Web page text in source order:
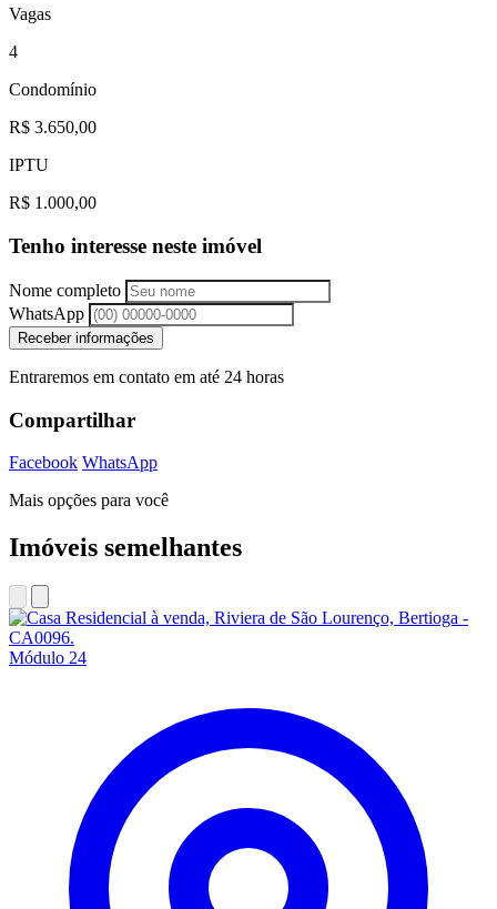
Vagas
4
Condomínio
R$ 3.650,00
IPTU
R$ 1.000,00
Tenho interesse neste imóvel
Nome completo
WhatsApp
Receber informações
Entraremos em contato em até 24 horas
Compartilhar
Facebook WhatsApp
Mais opções para você
Imóveis semelhantes
Módulo 24